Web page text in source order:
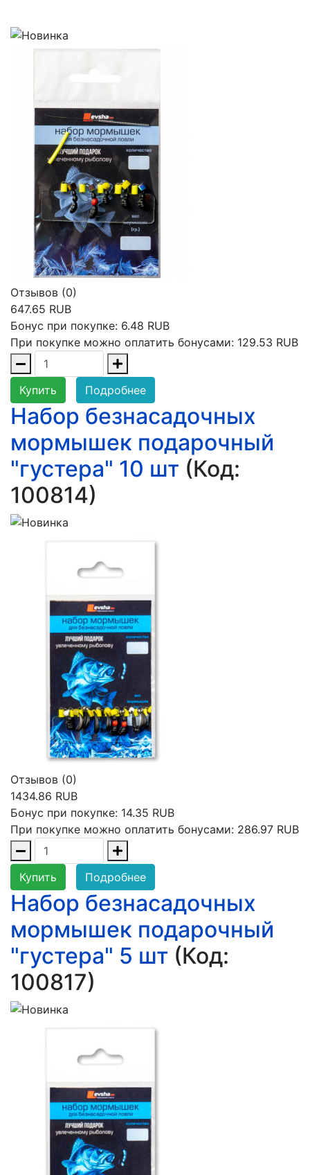
Отзывов (0)
647.65 RUB
Бонус при покупке: 6.48 RUB
При покупке можно оплатить бонусами: 129.53 RUB
Купить Подробнее
Набор безнасадочных
мормышек подарочный
"густера" 10 шт (Код:
100814)
Отзывов (0)
1434.86 RUB
Бонус при покупке: 14.35 RUB
При покупке можно оплатить бонусами: 286.97 RUB
Купить Подробнее
Набор безнасадочных
мормышек подарочный
"густера" 5 шт (Код:
100817)